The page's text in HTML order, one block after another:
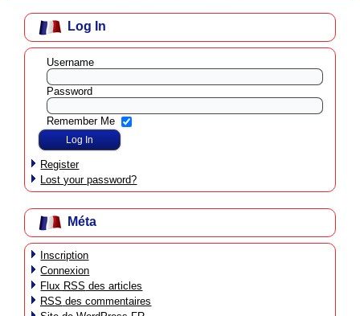
Log In
Username
Password
Remember Me
Register
Lost your password?
Méta
Inscription
Connexion
Flux RSS des articles
RSS des commentaires